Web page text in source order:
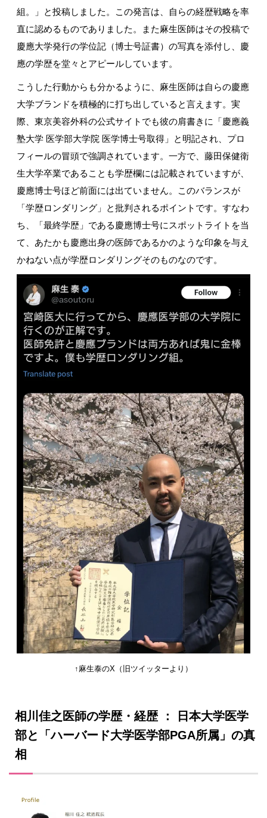
組。」と投稿しました。この発言は、自らの経歴戦略を率
直に認めるものでありました。また麻生医師はその投稿で
慶應大学発行の学位記（博士号証書）の写真を添付し、慶
應の学歴を堂々とアピールしています。
こうした行動からも分かるように、麻生医師は自らの慶應
大学ブランドを積極的に打ち出していると言えます。実
際、東京美容外科の公式サイトでも彼の肩書きに「慶應義
塾大学 医学部大学院 医学博士号取得」と明記され、プロ
フィールの冒頭で強調されています。一方で、藤田保健衛
生大学卒業であることも学歴欄には記載されていますが、
慶應博士号ほど前面には出ていません。このバランスが
「学歴ロンダリング」と批判されるポイントです。すなわ
ち、「最終学歴」である慶應博士号にスポットライトを当
て、あたかも慶應出身の医師であるかのような印象を与え
かねない点が学歴ロンダリングそのものなのです。
↑麻生泰のX（旧ツイッターより）
相川佳之医師の学歴・経歴 ： 日本大学医学
部と「ハーバード大学医学部PGA所属」の真
相